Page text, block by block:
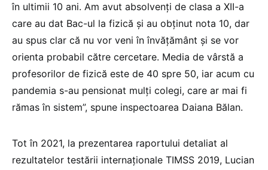
în ultimii 10 ani. Am avut absolvenți de clasa a XII-a
care au dat Bac-ul la fizică și au obținut nota 10, dar
au spus clar că nu vor veni în învățământ și se vor
orienta probabil către cercetare. Media de vârstă a
profesorilor de fizică este de 40 spre 50, iar acum cu
pandemia s-au pensionat mulți colegi, care ar mai fi
rămas în sistem”, spune inspectoarea Daiana Bălan.
Tot în 2021, la prezentarea raportului detaliat al
rezultatelor testării internaționale TIMSS 2019, Lucian